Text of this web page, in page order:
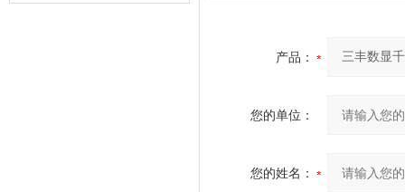
产品：
您的单位：
您的姓名：